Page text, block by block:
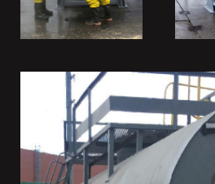
Россия, 142153, Московская область, городской
округ Подольск, д. Слащево, д. 1, стр. 1.
Все права защищены © ООО «ПТО-ПТС»